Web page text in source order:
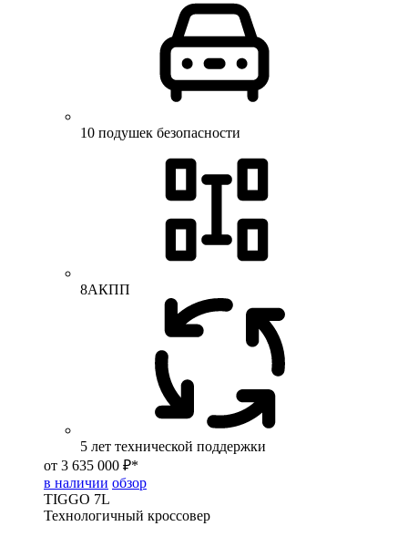
10 подушек безопасности
8АКПП
5 лет технической поддержки
от 3 635 000 ₽*
в наличии обзор
TIGGO 7L
Технологичный кроссовер